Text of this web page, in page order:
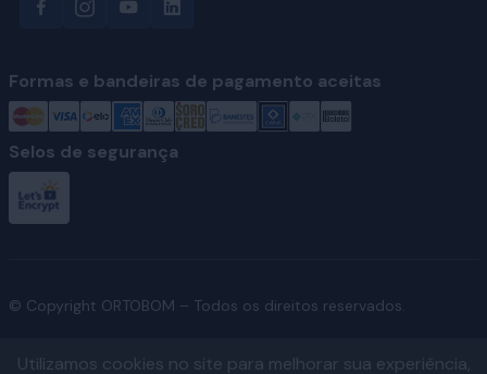
Formas e bandeiras de pagamento aceitas
Selos de segurança
© Copyright ORTOBOM – Todos os direitos reservados.
Utilizamos cookies no site para melhorar sua experiência,